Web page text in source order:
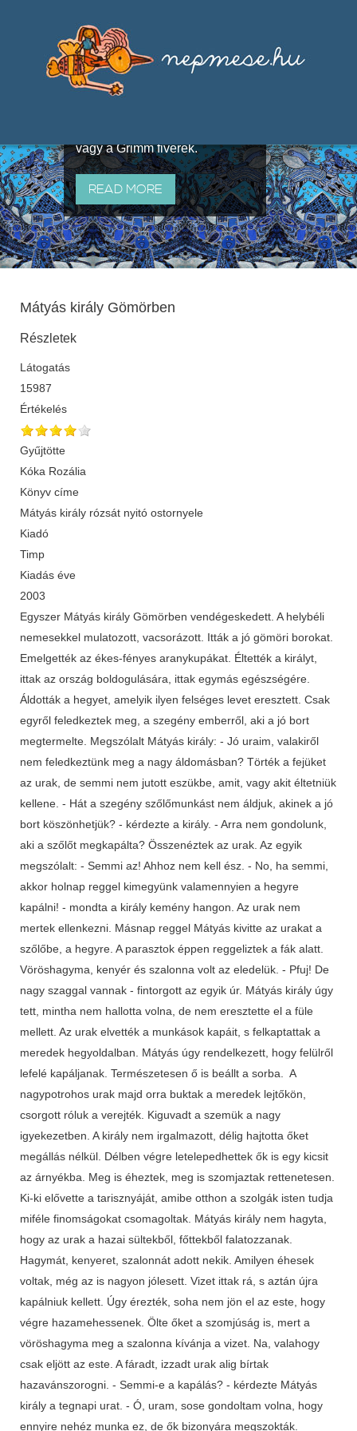
útján terjedő elbeszélésekből,
melyeket olyan ismert gyűjtők
állítottak össze, mint Benedek
vagy a Grimm fivérek.
READ MORE
Mátyás király Gömörben
Részletek
Látogatás
15987
Értékelés
Gyűjtötte
Kóka Rozália
Könyv címe
Mátyás király rózsát nyitó ostornyele
Kiadó
Timp
Kiadás éve
2003
Egyszer Mátyás király Gömörben vendégeskedett. A helybéli
nemesekkel mulatozott, vacsorázott. Itták a jó gömöri borokat.
Emelgették az ékes-fényes aranykupákat. Éltették a királyt,
ittak az ország boldogulására, ittak egymás egészségére.
Áldották a hegyet, amelyik ilyen felséges levet eresztett. Csak
egyről feledkeztek meg, a szegény emberről, aki a jó bort
megtermelte. Megszólalt Mátyás király: - Jó uraim, valakiről
nem feledkeztünk meg a nagy áldomásban? Törték a fejüket
az urak, de semmi nem jutott eszükbe, amit, vagy akit éltetniük
kellene. - Hát a szegény szőlőmunkást nem áldjuk, akinek a jó
bort köszönhetjük? - kérdezte a király. - Arra nem gondolunk,
aki a szőlőt megkapálta? Összenéztek az urak. Az egyik
megszólalt: - Semmi az! Ahhoz nem kell ész. - No, ha semmi,
akkor holnap reggel kimegyünk valamennyien a hegyre
kapálni! - mondta a király kemény hangon. Az urak nem
mertek ellenkezni. Másnap reggel Mátyás kivitte az urakat a
szőlőbe, a hegyre. A parasztok éppen reggeliztek a fák alatt.
Vöröshagyma, kenyér és szalonna volt az eledelük. - Pfuj! De
nagy szaggal vannak - fintorgott az egyik úr. Mátyás király úgy
tett, mintha nem hallotta volna, de nem eresztette el a füle
mellett. Az urak elvették a munkások kapáit, s felkaptattak a
meredek hegyoldalban. Mátyás úgy rendelkezett, hogy felülről
lefelé kapáljanak. Természetesen ő is beállt a sorba. A
nagypotrohos urak majd orra buktak a meredek lejtőkön,
csorgott róluk a verejték. Kiguvadt a szemük a nagy
igyekezetben. A király nem irgalmazott, délig hajtotta őket
megállás nélkül. Délben végre letelepedhettek ők is egy kicsit
az árnyékba. Meg is éheztek, meg is szomjaztak rettenetesen.
Ki-ki elővette a tarisznyáját, amibe otthon a szolgák isten tudja
miféle finomságokat csomagoltak. Mátyás király nem hagyta,
hogy az urak a hazai sültekből, főttekből falatozzanak.
Hagymát, kenyeret, szalonnát adott nekik. Amilyen éhesek
voltak, még az is nagyon jólesett. Vizet ittak rá, s aztán újra
kapálniuk kellett. Úgy érezték, soha nem jön el az este, hogy
végre hazamehessenek. Ölte őket a szomjúság is, mert a
vöröshagyma meg a szalonna kívánja a vizet. Na, valahogy
csak eljött az este. A fáradt, izzadt urak alig bírtak
hazavánszorogni. - Semmi-e a kapálás? - kérdezte Mátyás
király a tegnapi urat. - Ó, uram, sose gondoltam volna, hogy
ennyire nehéz munka ez, de ők bizonyára megszokták.